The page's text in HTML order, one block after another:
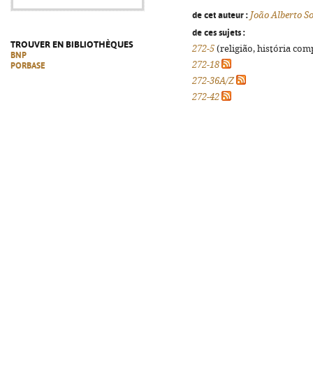
TROUVER EN BIBLIOTHÈQUES
BNP
PORBASE
de cet auteur : João Alberto
de ces sujets :
272-5 (religião, história
272-18
272-36A/Z
272-42